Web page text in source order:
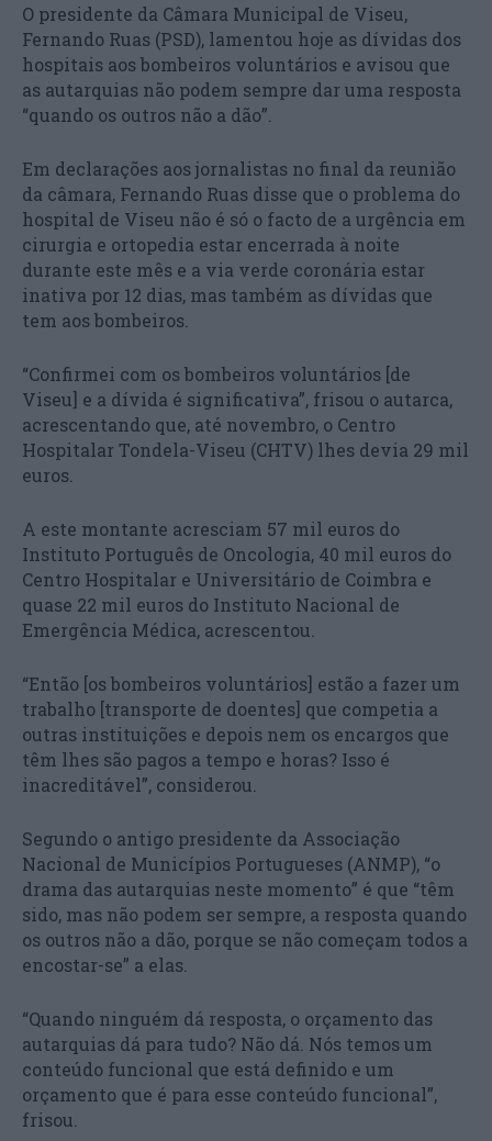
O presidente da Câmara Municipal de Viseu,
Fernando Ruas (PSD), lamentou hoje as dívidas dos
hospitais aos bombeiros voluntários e avisou que
as autarquias não podem sempre dar uma resposta
“quando os outros não a dão”.
Em declarações aos jornalistas no final da reunião
da câmara, Fernando Ruas disse que o problema do
hospital de Viseu não é só o facto de a urgência em
cirurgia e ortopedia estar encerrada à noite
durante este mês e a via verde coronária estar
inativa por 12 dias, mas também as dívidas que
tem aos bombeiros.
“Confirmei com os bombeiros voluntários [de
Viseu] e a dívida é significativa”, frisou o autarca,
acrescentando que, até novembro, o Centro
Hospitalar Tondela-Viseu (CHTV) lhes devia 29 mil
euros.
A este montante acresciam 57 mil euros do
Instituto Português de Oncologia, 40 mil euros do
Centro Hospitalar e Universitário de Coimbra e
quase 22 mil euros do Instituto Nacional de
Emergência Médica, acrescentou.
“Então [os bombeiros voluntários] estão a fazer um
trabalho [transporte de doentes] que competia a
outras instituições e depois nem os encargos que
têm lhes são pagos a tempo e horas? Isso é
inacreditável”, considerou.
Segundo o antigo presidente da Associação
Nacional de Municípios Portugueses (ANMP), “o
drama das autarquias neste momento” é que “têm
sido, mas não podem ser sempre, a resposta quando
os outros não a dão, porque se não começam todos a
encostar-se” a elas.
“Quando ninguém dá resposta, o orçamento das
autarquias dá para tudo? Não dá. Nós temos um
conteúdo funcional que está definido e um
orçamento que é para esse conteúdo funcional”,
frisou.